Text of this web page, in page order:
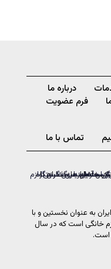
درباره ما
فرم عضویت
تماس با ما
به عنوان نخستین و با
خانگی است که در سال